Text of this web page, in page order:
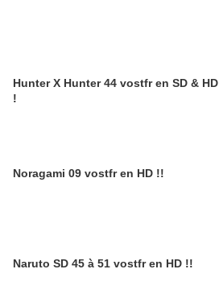
Hunter X Hunter 44 vostfr en SD & HD
!
Noragami 09 vostfr en HD !!
Naruto SD 45 à 51 vostfr en HD !!